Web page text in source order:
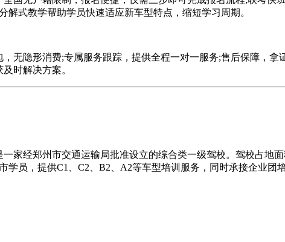
式教学帮助学员快速适应新车型特点，缩短学习周期。
隐形消费;专属服务跟踪，提供全程一对一服务;售后保障，拿
时解决方案。
经郑州市交通运输局批准设立的综合类一级驾校。驾校占地
学员，提供C1、C2、B2、A2等车型培训服务，同时承接企业